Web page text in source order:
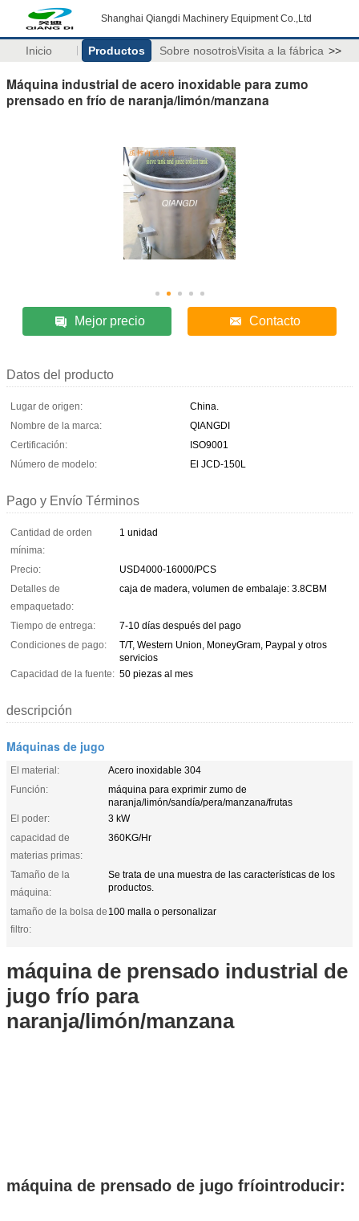
Shanghai Qiangdi Machinery Equipment Co.,Ltd
Inicio Productos Sobre nosotrosVisita a la fábrica >>
Máquina industrial de acero inoxidable para zumo
prensado en frío de naranja/limón/manzana
Mejor precio Contacto
Datos del producto
Lugar de origen:
China.
Nombre de la marca:
QIANGDI
Certificación:
ISO9001
Número de modelo:
El JCD-150L
Pago y Envío Términos
Cantidad de orden
mínima:
1 unidad
Precio:
USD4000-16000/PCS
Detalles de
empaquetado:
caja de madera, volumen de embalaje: 3.8CBM
Tiempo de entrega:
7-10 días después del pago
Condiciones de pago:
T/T, Western Union, MoneyGram, Paypal y otros
servicios
Capacidad de la fuente: 50 piezas al mes
descripción
Máquinas de jugo
El material:
Acero inoxidable 304
Función:
máquina para exprimir zumo de
naranja/limón/sandía/pera/manzana/frutas
El poder:
3 kW
capacidad de
materias primas:
360KG/Hr
Tamaño de la
máquina:
Se trata de una muestra de las características de los
productos.
tamaño de la bolsa de
filtro:
100 malla o personalizar
máquina de prensado industrial de
jugo frío para
naranja/limón/manzana
máquina de prensado de jugo fríointroducir: